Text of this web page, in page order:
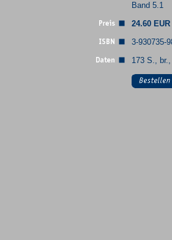
Band 5.1
24.60 EUR
3-930735-
173 S.,